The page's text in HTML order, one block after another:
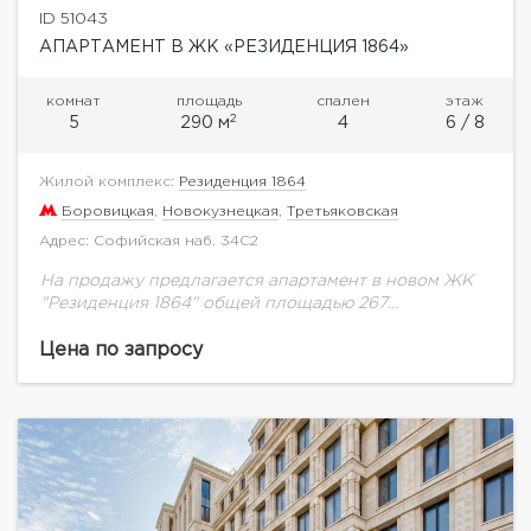
ID 51043
АПАРТАМЕНТ В ЖК «РЕЗИДЕНЦИЯ 1864»
комнат
5
площадь
290 м2
спален
4
этаж
6 / 8
Жилой комплекс: Резиденция 1864
Боровицкая Новокузнецкая Третьяковская
Адрес: Софийская наб. 34С2
На продажу предлагается апартамент в новом ЖК
"Резиденция 1864" общей площадью 267
комплекс, включающий в себя 68 апартаментов.
Цена по запросу